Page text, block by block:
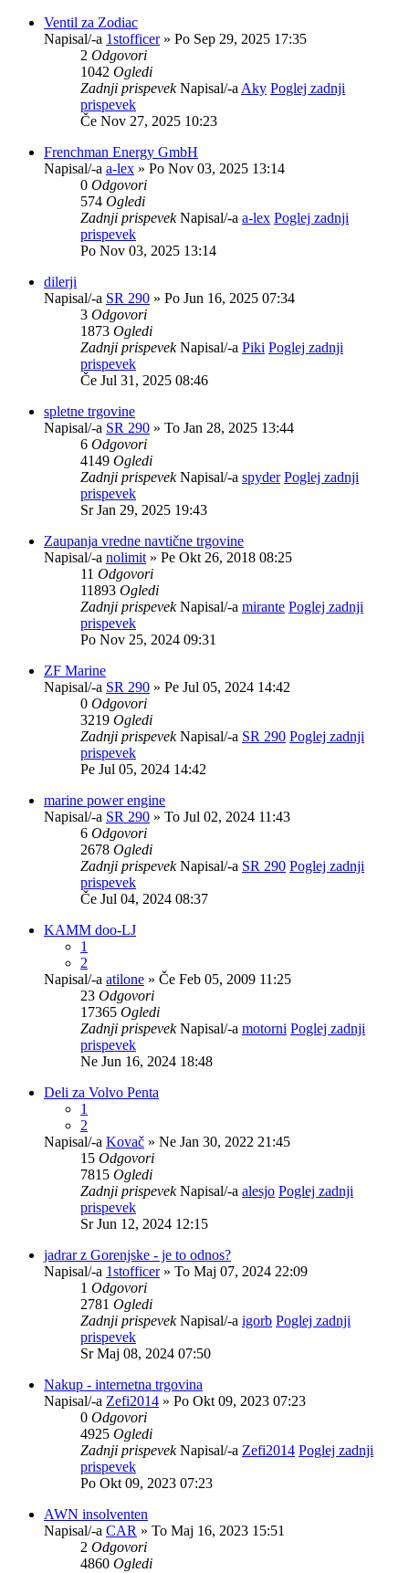
Ventil za Zodiac
Napisal/-a 1stofficer» Po Sep 29, 2025 17:35
2 Odgovori
1042 Ogledi
Zadnji prispevekNapisal/-a Aky Poglej zadnji
prispevek
Če Nov 27, 2025 10:23
Frenchman Energy GmbH
Napisal/-a a-lex » Po Nov 03, 2025 13:14
0 Odgovori
574 Ogledi
Zadnji prispevekNapisal/-a a-lex Poglej zadnji
prispevek
Po Nov 03, 2025 13:14
dilerji
Napisal/-a SR 290 » Po Jun 16, 2025 07:34
3 Odgovori
1873 Ogledi
Zadnji prispevekNapisal/-a Piki Poglej zadnji
prispevek
Če Jul 31, 2025 08:46
spletne trgovine
Napisal/-a SR 290 » To Jan 28, 2025 13:44
6 Odgovori
4149 Ogledi
Zadnji prispevekNapisal/-a spyder Poglej zadnji
prispevek
Sr Jan 29, 2025 19:43
Zaupanja vredne navtične trgovine
Napisal/-a nolimit » Pe Okt 26, 2018 08:25
11 Odgovori
11893 Ogledi
Zadnji prispevekNapisal/-a mirante Poglej zadnji
prispevek
Po Nov 25, 2024 09:31
ZF Marine
Napisal/-a SR 290 » Pe Jul 05, 2024 14:42
0 Odgovori
3219 Ogledi
Zadnji prispevekNapisal/-a SR 290 Poglej zadnji
prispevek
Pe Jul 05, 2024 14:42
marine power engine
Napisal/-a SR 290 » To Jul 02, 2024 11:43
6 Odgovori
2678 Ogledi
Zadnji prispevekNapisal/-a SR 290 Poglej zadnji
prispevek
Če Jul 04, 2024 08:37
KAMM doo-LJ
1
2
Napisal/-a atilone » Če Feb 05, 2009 11:25
23 Odgovori
17365 Ogledi
Zadnji prispevekNapisal/-a motorni Poglej zadnji
prispevek
Ne Jun 16, 2024 18:48
Deli za Volvo Penta
1
2
Napisal/-a Kovač » Ne Jan 30, 2022 21:45
15 Odgovori
7815 Ogledi
Zadnji prispevekNapisal/-a alesjo Poglej zadnji
prispevek
Sr Jun 12, 2024 12:15
jadrar z Gorenjske - je to odnos?
Napisal/-a 1stofficer» To Maj 07, 2024 22:09
1 Odgovori
2781 Ogledi
Zadnji prispevekNapisal/-a igorb Poglej zadnji
prispevek
Sr Maj 08, 2024 07:50
Nakup - internetna trgovina
Napisal/-a Zefi2014 » Po Okt 09, 2023 07:23
0 Odgovori
4925 Ogledi
Zadnji prispevekNapisal/-a Zefi2014 Poglej zadnji
prispevek
Po Okt 09, 2023 07:23
AWN insolventen
Napisal/-a CAR » To Maj 16, 2023 15:51
2 Odgovori
4860 Ogledi